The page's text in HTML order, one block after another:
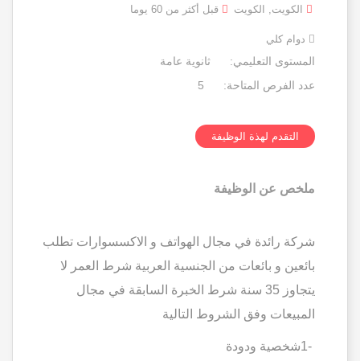
الكويت, الكويت قبل أكثر من 60 يوما
دوام كلي
المستوى التعليمي:
ثانوية عامة
عدد الفرص المتاحة:
5
التقدم لهذة الوظيفة
ملخص عن الوظيفة
شركة رائدة في مجال الهواتف و الاكسسوارات تطلب
بائعين و بائعات من الجنسية العربية شرط العمر لا
يتجاوز 35 سنة شرط الخبرة السابقة في مجال
المبيعات وفق الشروط التالية
1-شخصية ودودة